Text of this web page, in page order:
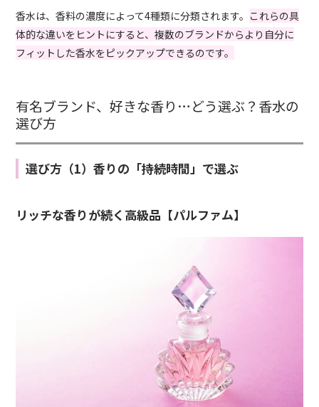
香水は、香料の濃度によって4種類に分類されます。 これらの具
体的な違いをヒントにすると、複数のブランドからより自分に
フィットした香水をピックアップできるのです。
有名ブランド、好きな香り…どう選ぶ？香水の
選び方
選び方（1）香りの「持続時間」で選ぶ
リッチな香りが続く高級品【パルファム】